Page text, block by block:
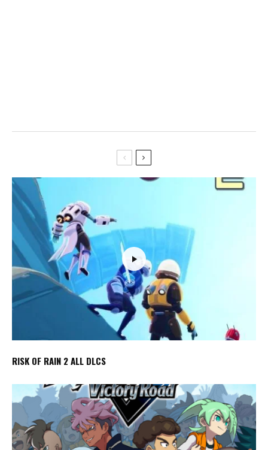
RISK OF RAIN 2 ALL DLCS